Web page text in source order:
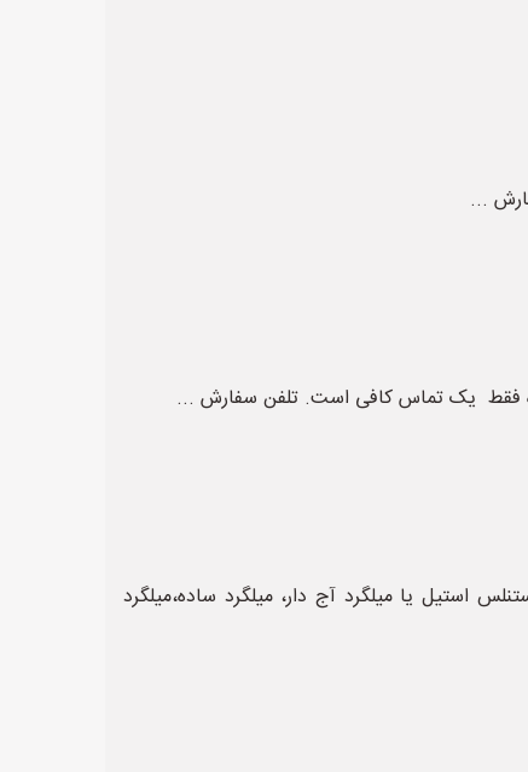
...
غیره فقط یک تماس کافی است. تلفن سفارش ...
استیل یا میلگرد آج دار، میلگرد ساده،میلگرد